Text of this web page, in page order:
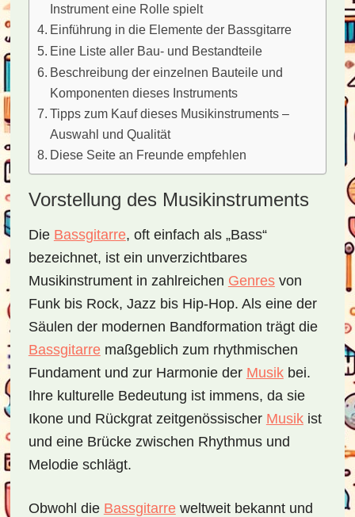
Instrument eine Rolle spielt
Einführung in die Elemente der Bassgitarre
Eine Liste aller Bau- und Bestandteile
Beschreibung der einzelnen Bauteile und
Komponenten dieses Instruments
Tipps zum Kauf dieses Musikinstruments –
Auswahl und Qualität
Diese Seite an Freunde empfehlen
Vorstellung des Musikinstruments
Die Bassgitarre, oft einfach als „Bass“
bezeichnet, ist ein unverzichtbares
Musikinstrument in zahlreichen Genresvon
Funk bis Rock, Jazz bis Hip-Hop. Als eine der
Säulen der modernen Bandformation trägt die
Bassgitarremaßgeblich zum rhythmischen
Fundament und zur Harmonie der Musikbei.
Ihre kulturelle Bedeutung ist immens, da sie
Ikone und Rückgrat zeitgenössischer Musikist
und eine Brücke zwischen Rhythmus und
Melodie schlägt.
Obwohl die Bassgitarreweltweit bekannt und